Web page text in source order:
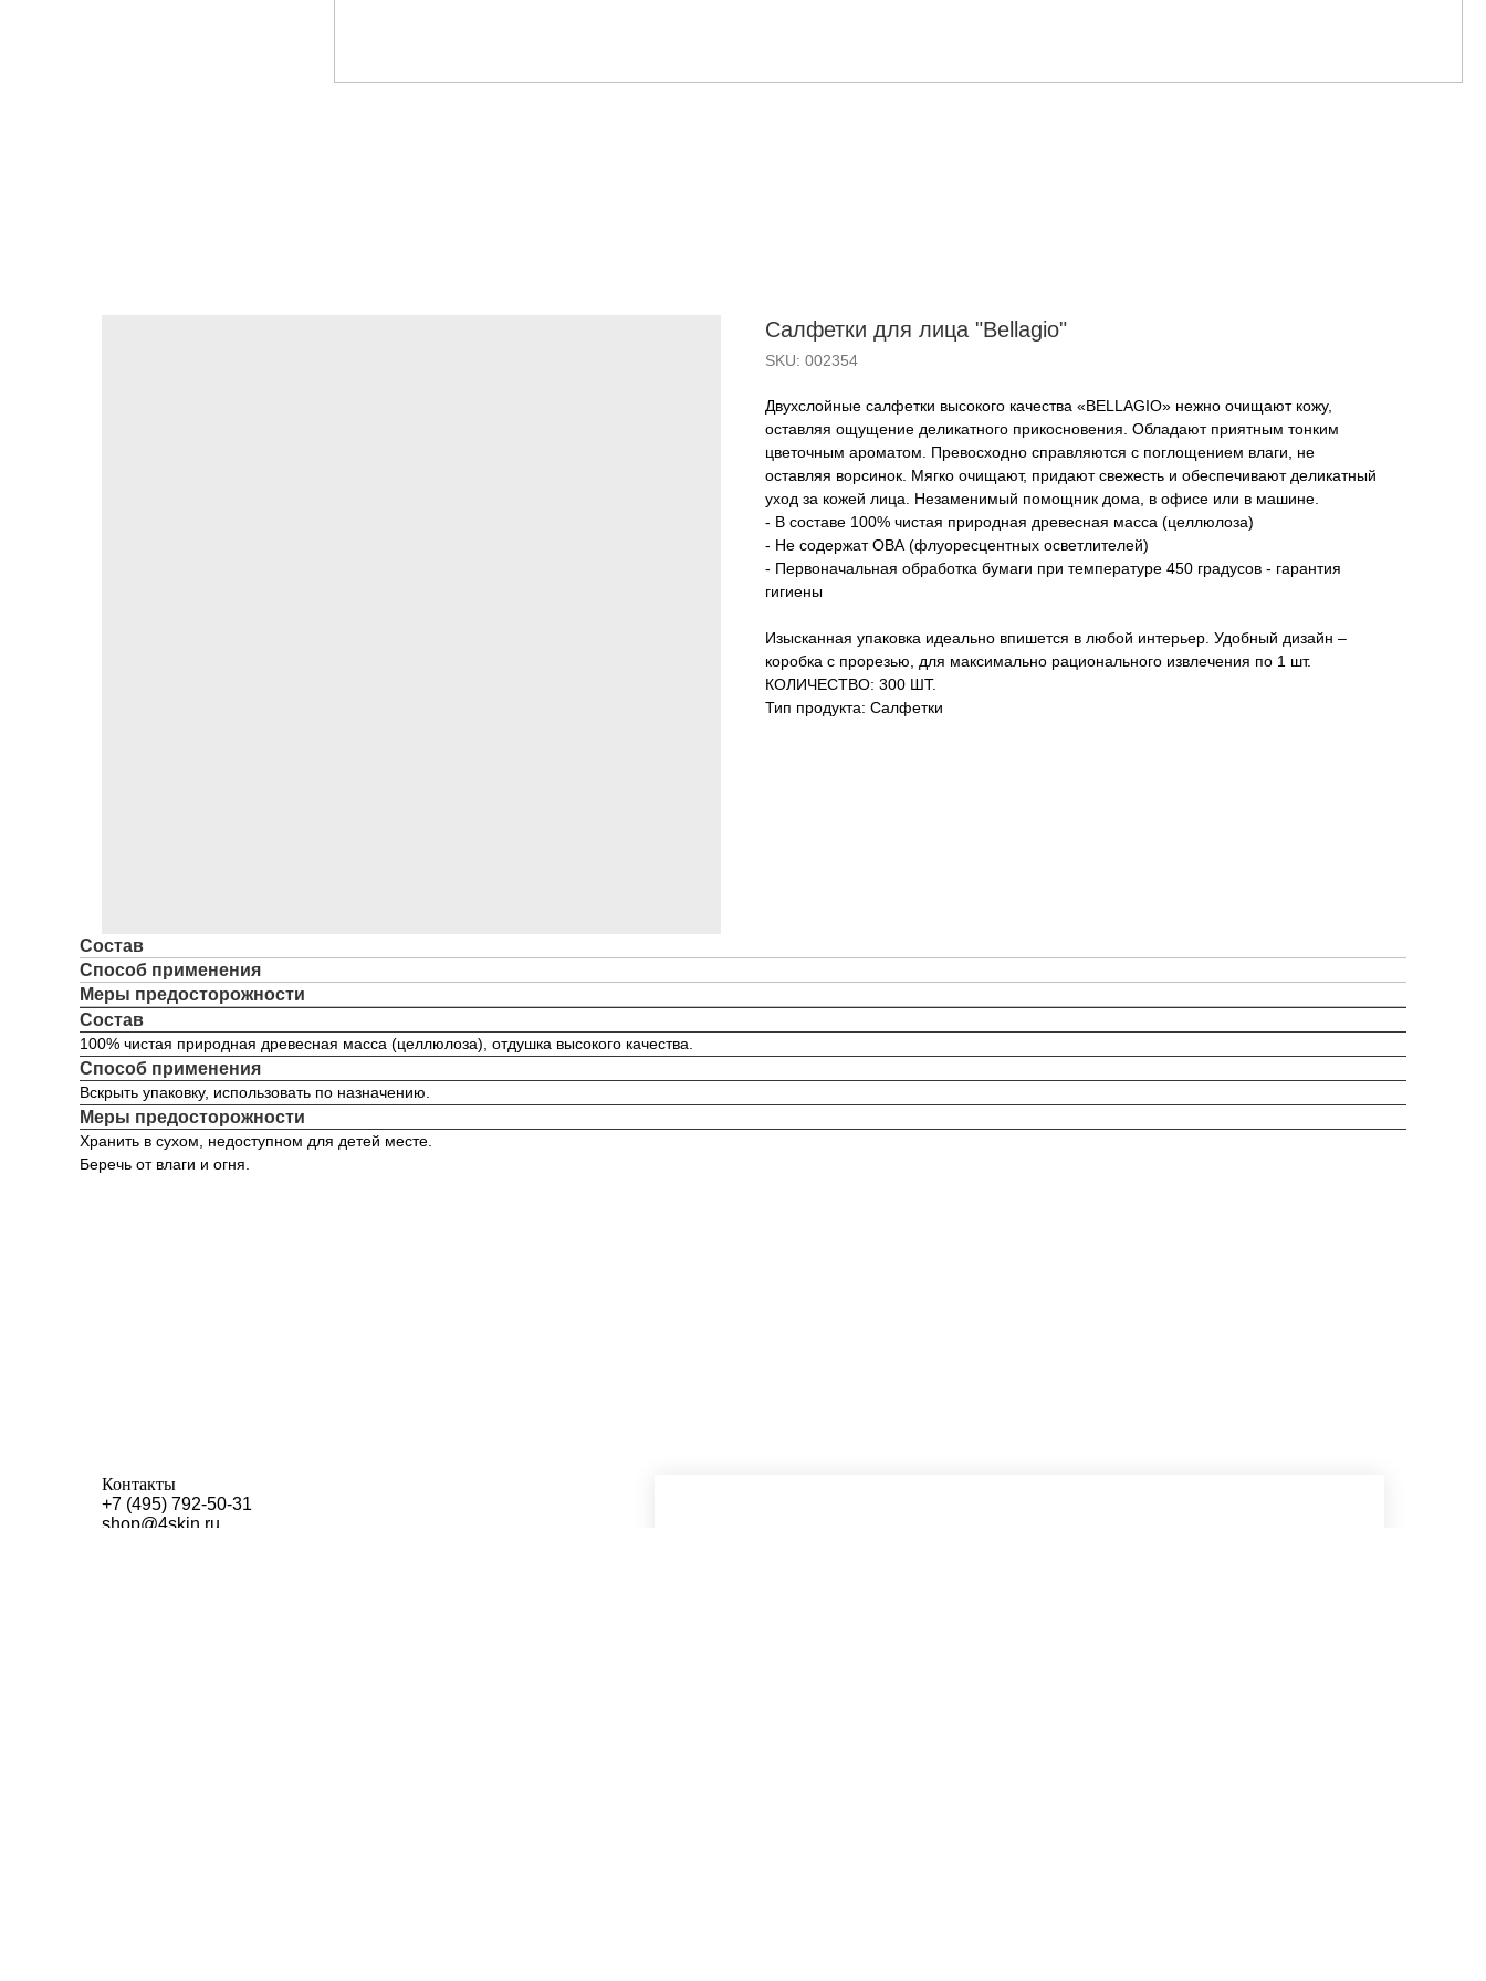
Cалфетки для лица "Bellagio"
SKU: 002354
Двухслойные салфетки высокого качества «BELLAGIO» нежно очищают кожу,
оставляя ощущение деликатного прикосновения. Обладают приятным тонким
цветочным ароматом. Превосходно справляются с поглощением влаги, не
оставляя ворсинок. Мягко очищают, придают свежесть и обеспечивают деликатный
уход за кожей лица. Незаменимый помощник дома, в офисе или в машине.
- В составе 100% чистая природная древесная масса (целлюлоза)
- Не содержат ОВА (флуоресцентных осветлителей)
- Первоначальная обработка бумаги при температуре 450 градусов - гарантия
гигиены
Изысканная упаковка идеально впишется в любой интерьер. Удобный дизайн –
коробка с прорезью, для максимально рационального извлечения по 1 шт.
КОЛИЧЕСТВО: 300 ШТ.
Тип продукта: Салфетки
Состав
Способ применения
Меры предосторожности
Состав
100% чистая природная древесная масса (целлюлоза), отдушка высокого качества.
Способ применения
Вскрыть упаковку, использовать по назначению.
Меры предосторожности
Хранить в сухом, недоступном для детей месте.
Беречь от влаги и огня.
Контакты
+7 (495) 792-50-31
shop@4skin.ru